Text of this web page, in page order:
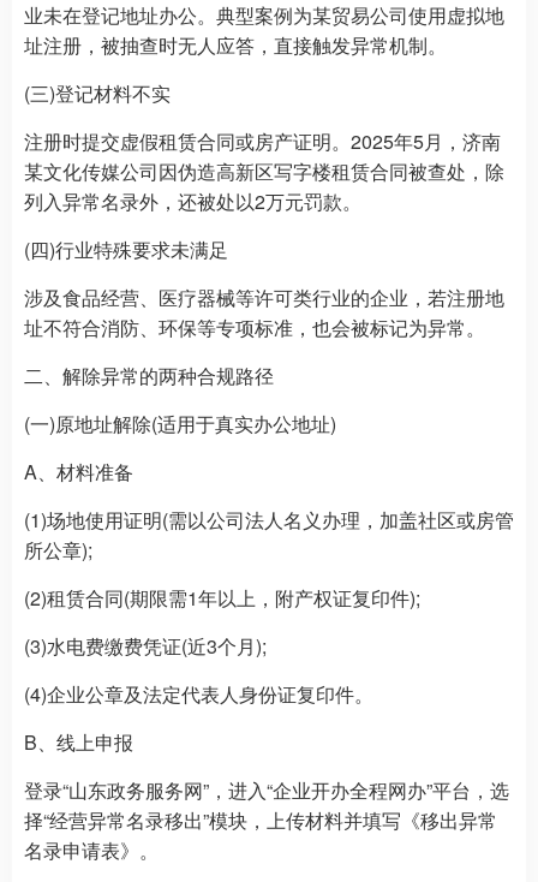
业未在登记地址办公。典型案例为某贸易公司使用虚拟地
址注册，被抽查时无人应答，直接触发异常机制。
(三)登记材料不实
注册时提交虚假租赁合同或房产证明。2025年5月，济南
某文化传媒公司因伪造高新区写字楼租赁合同被查处，除
列入异常名录外，还被处以2万元罚款。
(四)行业特殊要求未满足
涉及食品经营、医疗器械等许可类行业的企业，若注册地
址不符合消防、环保等专项标准，也会被标记为异常。
二、解除异常的两种合规路径
(一)原地址解除(适用于真实办公地址)
A、材料准备
(1)场地使用证明(需以公司法人名义办理，加盖社区或房管
所公章);
(2)租赁合同(期限需1年以上，附产权证复印件);
(3)水电费缴费凭证(近3个月);
(4)企业公章及法定代表人身份证复印件。
B、线上申报
登录“山东政务服务网”，进入“企业开办全程网办”平台，选
择“经营异常名录移出”模块，上传材料并填写《移出异常
名录申请表》。